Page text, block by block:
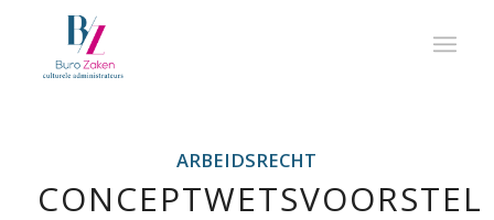
ARBEIDSRECHT
CONCEPTWETSVOORSTEL